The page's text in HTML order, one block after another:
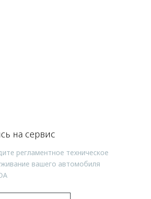
на сервис
регламентное техническое
вашего автомобиля